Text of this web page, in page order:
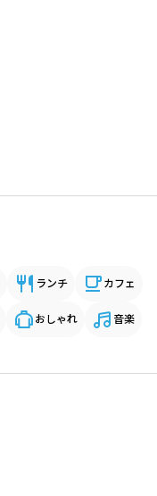
ランチ カフェ
おしゃれ 音楽